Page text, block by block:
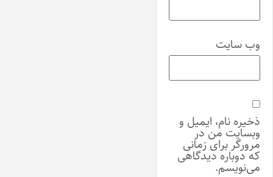
وب‌ سایت
ذخیره نام، ایمیل و
وبسایت من در
مرورگر برای زمانی
که دوباره دیدگاهی
می‌نویسم.